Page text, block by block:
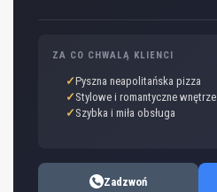
ZA CO CHWALĄ KLIENCI
Pyszna neapolitańska pizza
Stylowe i romantyczne wnętrze
Szybka i miła obsługa
Zadzwoń